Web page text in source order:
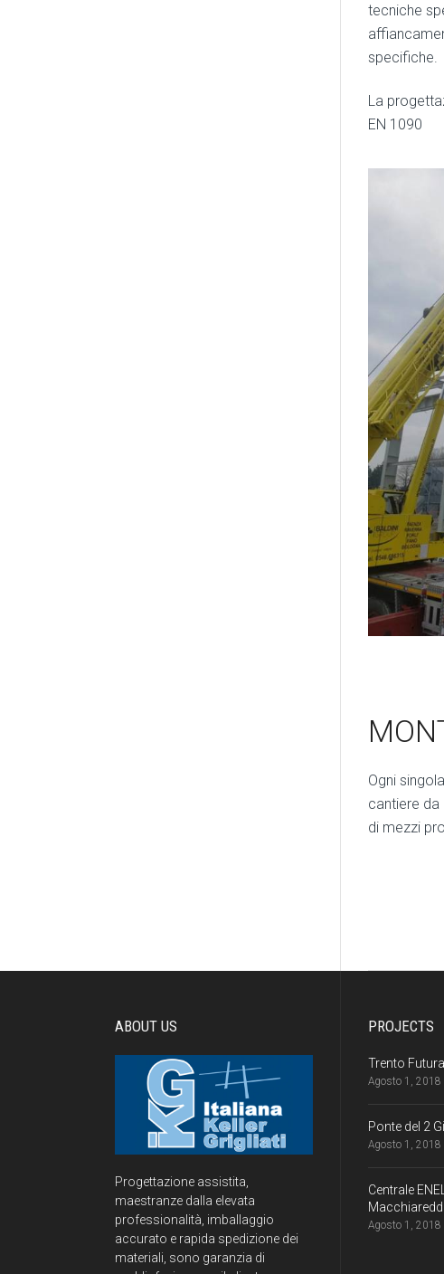
tecniche
specifiche.
La
EN 1090
Ogni
cantiere
di mezzi
ABOUT US
Progettazione assistita,
maestranze dalla elevata
professionalità, imballaggio
accurato e rapida spedizione dei
materiali, sono garanzia di
PROJECTS
Trento Futura
Agosto 1, 2018
Ponte del 2
Agosto 1, 2018
Centrale
Agosto 1, 2018